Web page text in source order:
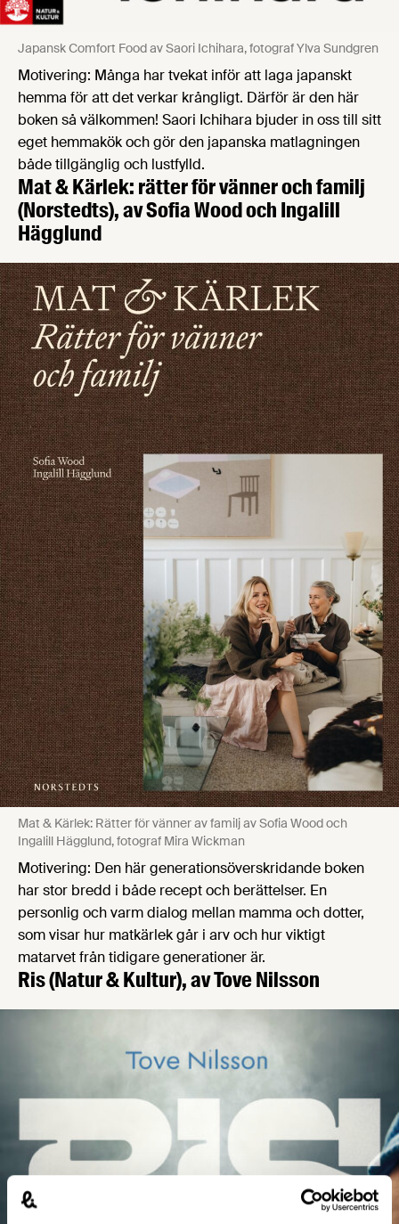
Japansk Comfort Food av Saori Ichihara, fotograf Ylva Sundgren
Motivering: Många har tvekat inför att laga japanskt
hemma för att det verkar krångligt. Därför är den här
boken så välkommen! Saori Ichihara bjuder in oss till sitt
eget hemmakök och gör den japanska matlagningen
både tillgänglig och lustfylld.
Mat & Kärlek: rätter för vänner och familj
(Norstedts), av Sofia Wood och Ingalill
Hägglund
Mat & Kärlek: Rätter för vänner av familj av Sofia Wood och
Ingalill Hägglund, fotograf Mira Wickman
Motivering: Den här generationsöverskridande boken
har stor bredd i både recept och berättelser. En
personlig och varm dialog mellan mamma och dotter,
som visar hur matkärlek går i arv och hur viktigt
matarvet från tidigare generationer är.
Ris(Natur & Kultur), av Tove Nilsson